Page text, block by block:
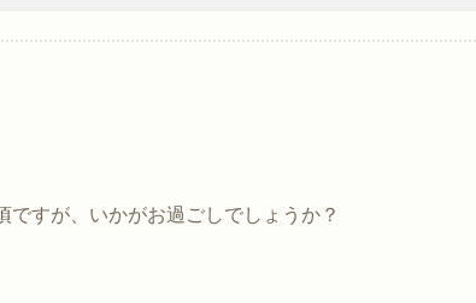
すが、いかがお過ごしでしょうか？